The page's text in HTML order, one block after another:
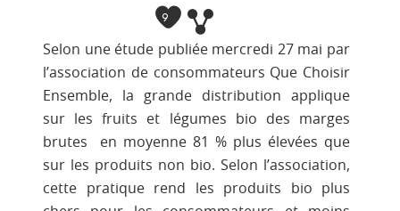
9
Selon une étude publiée mercredi 27 mai par
l’association de consommateurs Que Choisir
Ensemble, la grande distribution applique
sur les fruits et légumes bio des marges
brutes en moyenne 81 % plus élevées que
sur les produits non bio. Selon l’association,
cette pratique rend les produits bio plus